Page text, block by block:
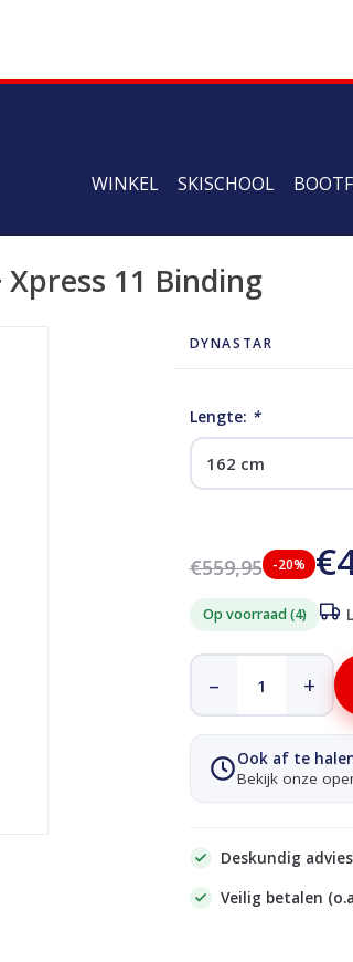
WINKEL SKISCHOOL
Xpress 11 Binding
DYNASTAR
Lengte: *
€559,95 -20%
Op voorraad (4)
– +
Ook af te
Bekijk onze
Deskundig
Veilig betalen